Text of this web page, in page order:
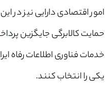
امور اقتصادی دارایی نیز در
حمایت کالابرگی جایگزین
خدمات فناوری اطلاعات رفاه
یکی را انتخاب کنند.
بعد